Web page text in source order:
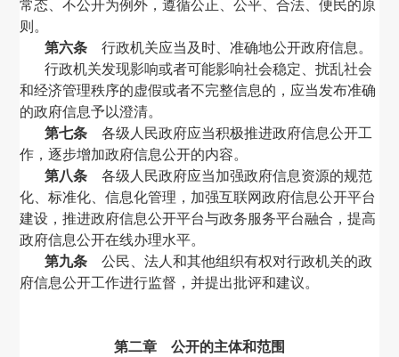
常态、不公开为例外，遵循公正、公平、合法、便民的原
则。
第六条 行政机关应当及时、准确地公开政府信息。
行政机关发现影响或者可能影响社会稳定、扰乱社会
和经济管理秩序的虚假或者不完整信息的，应当发布准确
的政府信息予以澄清。
第七条 各级人民政府应当积极推进政府信息公开工
作，逐步增加政府信息公开的内容。
第八条 各级人民政府应当加强政府信息资源的规范
化、标准化、信息化管理，加强互联网政府信息公开平台
建设，推进政府信息公开平台与政务服务平台融合，提高
政府信息公开在线办理水平。
第九条 公民、法人和其他组织有权对行政机关的政
府信息公开工作进行监督，并提出批评和建议。
第二章 公开的主体和范围